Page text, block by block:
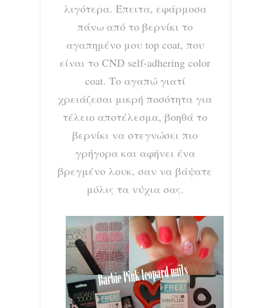
λιγότερα. Έπειτα, εφάρμοσα
πάνω από το βερνίκι το
αγαπημένο μου top coat, που
είναι το CND self-adhering color
coat. Το αγαπώ γιατί
χρειάζεσαι μικρή ποσότητα για
τέλειο αποτέλεσμα, βοηθά το
βερνίκι να στεγνώσει πιο
γρήγορα και αφήνει ένα
βρεγμένο λουκ, σαν να βάψατε
μόλις τα νύχια σας.